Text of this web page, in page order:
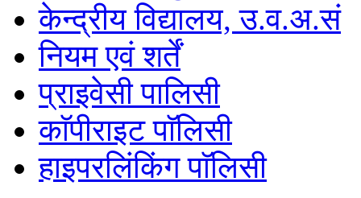
केन्द्रीय विद्यालय, उ.व.अ.सं
नियम एवं शर्तें
प्राइवेसी पालिसी
काॅपीराइट पाॅलिसी
हाइपरलिंकिंग पाॅलिसी